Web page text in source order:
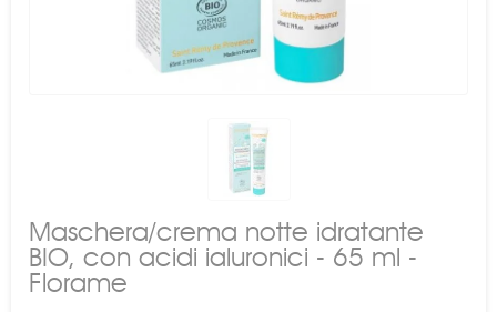
Maschera/crema notte idratante
BIO, con acidi ialuronici - 65 ml -
Florame